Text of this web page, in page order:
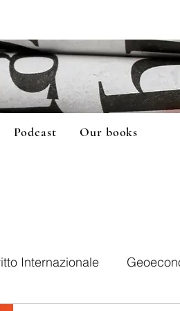
Podcast Our books
Internazionale